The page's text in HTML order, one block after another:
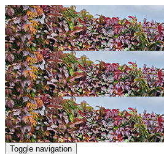
Toggle navigation